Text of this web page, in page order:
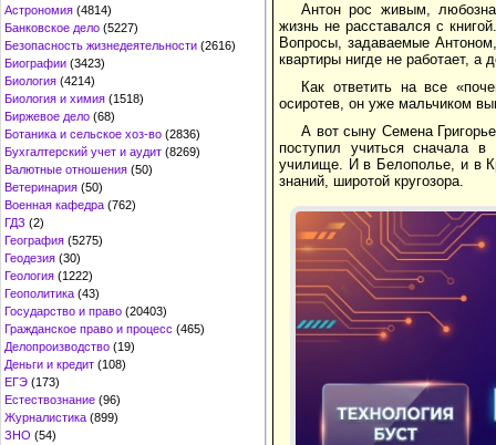
Астрономия (4814)
Банковское дело (5227)
Безопасность жизнедеятельности (2616)
Биографии (3423)
Биология (4214)
Биология и химия (1518)
Биржевое дело (68)
Ботаника и сельское хоз-во (2836)
Бухгалтерский учет и аудит (8269)
Валютные отношения (50)
Ветеринария (50)
Военная кафедра (762)
ГДЗ (2)
География (5275)
Геодезия (30)
Геология (1222)
Геополитика (43)
Государство и право (20403)
Гражданское право и процесс (465)
Делопроизводство (19)
Деньги и кредит (108)
ЕГЭ (173)
Естествознание (96)
Журналистика (899)
ЗНО (54)
Антон рос живым,
жизнь не расставался с
Вопросы, задаваемые
квартиры нигде не работает, а
Как ответить на все
осиротев, он уже мальчиком
А вот сыну Семена
поступил учиться сначала
училище. И в Белополье, и в
знаний, широтой кругозора.